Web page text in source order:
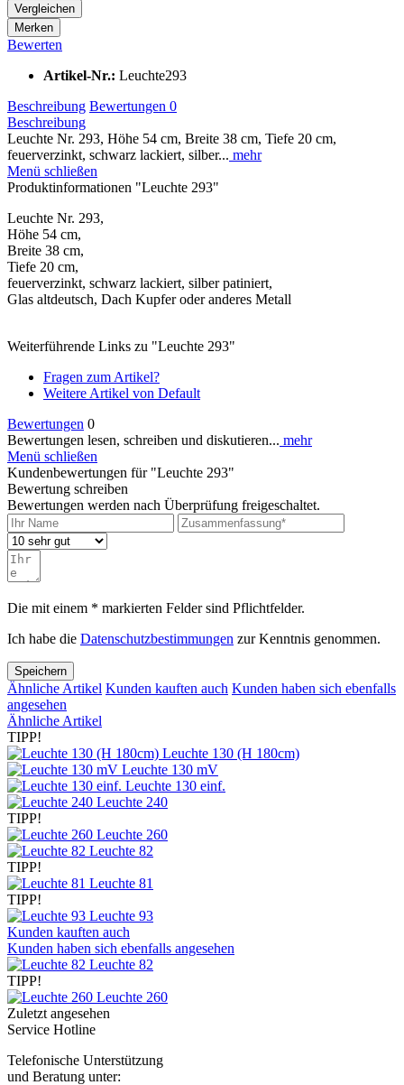
Vergleichen
Merken
Bewerten
Artikel-Nr.: Leuchte293
Beschreibung Bewertungen 0
Beschreibung
Leuchte Nr. 293, Höhe 54 cm, Breite 38 cm, Tiefe 20 cm,
feuerverzinkt, schwarz lackiert, silber... mehr
Menü schließen
Produktinformationen "Leuchte 293"
Leuchte Nr. 293,
Höhe 54 cm,
Breite 38 cm,
Tiefe 20 cm,
feuerverzinkt, schwarz lackiert, silber patiniert,
Glas altdeutsch, Dach Kupfer oder anderes Metall
Weiterführende Links zu "Leuchte 293"
Fragen zum Artikel?
Weitere Artikel von Default
Bewertungen 0
Bewertungen lesen, schreiben und diskutieren... mehr
Menü schließen
Kundenbewertungen für "Leuchte 293"
Bewertung schreiben
Bewertungen werden nach Überprüfung freigeschaltet.
Die mit einem * markierten Felder sind Pflichtfelder.
Ich habe die Datenschutzbestimmungen zur Kenntnis genommen.
Speichern
Ähnliche Artikel Kunden kauften auch Kunden haben sich ebenfalls
angesehen
Ähnliche Artikel
TIPP!
Leuchte 130 (H 180cm)
Leuchte 130 mV
Leuchte 130 einf.
Leuchte 240
TIPP!
Leuchte 260
Leuchte 82
TIPP!
Leuchte 81
TIPP!
Leuchte 93
Kunden kauften auch
Kunden haben sich ebenfalls angesehen
Leuchte 82
TIPP!
Leuchte 260
Zuletzt angesehen
Service Hotline
Telefonische Unterstützung
und Beratung unter: